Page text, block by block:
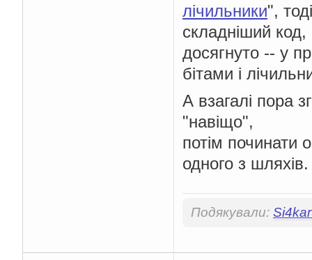
лічильники",
складніший
досягнуто -- у
бітами і
А взагалі пора
"навіщо",
потім починати
одного з шляхів.
Подякували: